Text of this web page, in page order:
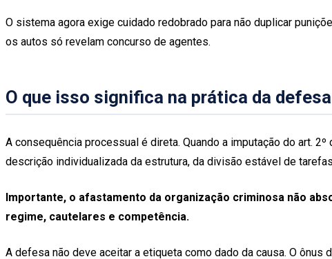
O sistema agora exige cuidado redobrado para não duplicar
os autos só revelam concurso de agentes.
O que isso significa na prática da defesa
A consequência processual é direta. Quando a imputação do art.
descrição individualizada da estrutura, da divisão estável de
Importante, o afastamento da organização criminosa não
regime, cautelares e competência.
A defesa não deve aceitar a etiqueta como dado da causa. O ônus